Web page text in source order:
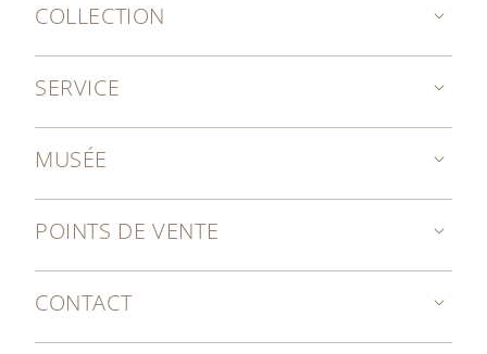
COLLECTION
SERVICE
MUSÉE
POINTS DE VENTE
CONTACT